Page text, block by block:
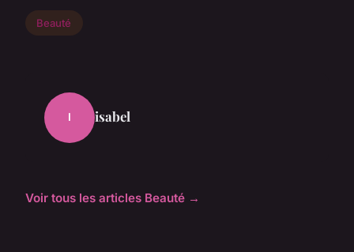
Beauté
I isabel
Voir tous les articles Beauté →